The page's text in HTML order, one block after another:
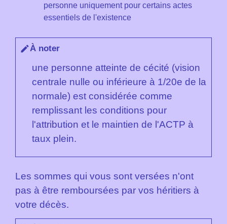
personne uniquement pour certains actes
essentiels de l'existence
editÀ noter
une personne atteinte de cécité (vision
centrale nulle ou inférieure à 1/20e de la
normale) est considérée comme
remplissant les conditions pour
l'attribution et le maintien de l'ACTP à
taux plein.
Les sommes qui vous sont versées n'ont
pas à être remboursées par vos héritiers à
votre décès.